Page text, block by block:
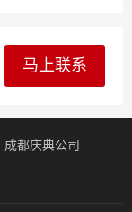
马上联系
成都庆典公司